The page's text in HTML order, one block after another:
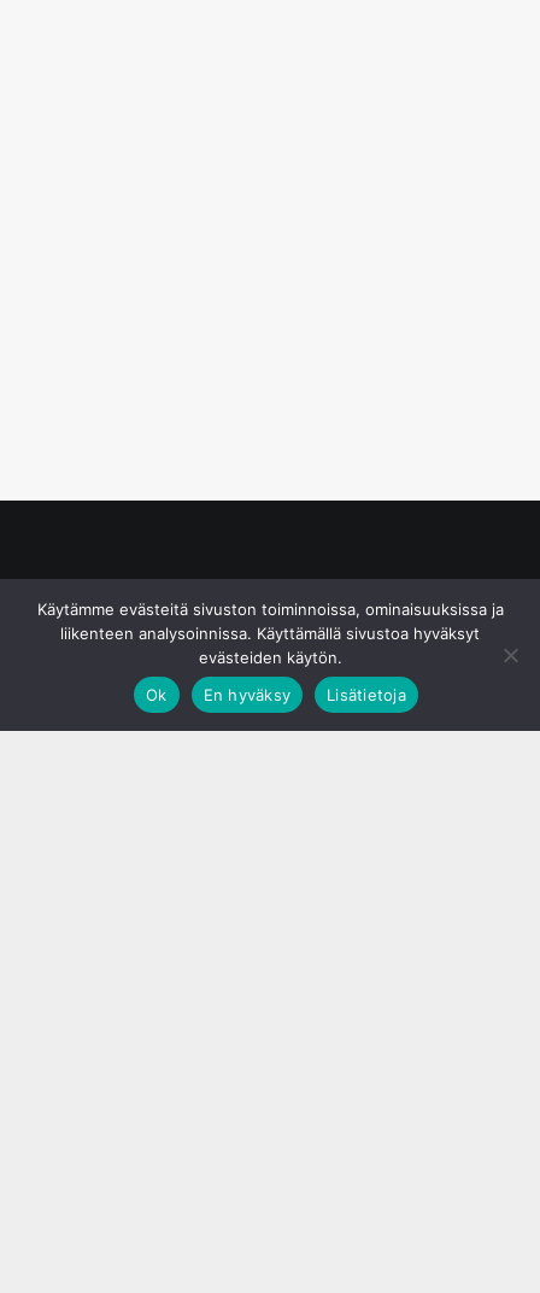
Käytämme evästeitä sivuston toiminnoissa, ominaisuuksissa ja
liikenteen analysoinnissa. Käyttämällä sivustoa hyväksyt
evästeiden käytön.
Ok
En hyväksy Lisätietoja